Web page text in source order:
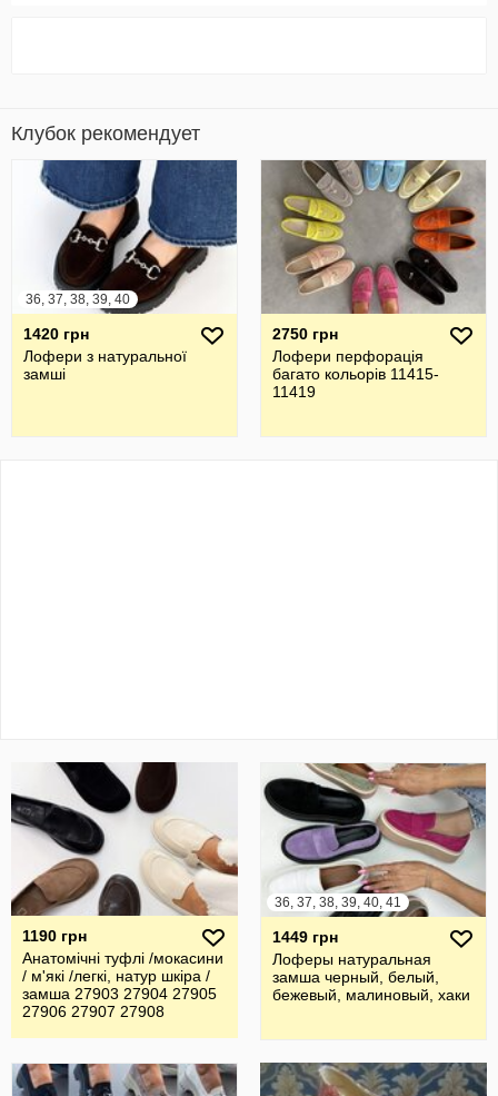
Клубок рекомендует
36, 37, 38, 39, 40
1420 грн
Лофери з натуральної
замші
2750 грн
Лофери перфорація
багато кольорів 11415-
11419
1190 грн
Анатомічні туфлі /мокасини
/ м'які /легкі, натур шкіра /
замша 27903 27904 27905
27906 27907 27908
36, 37, 38, 39, 40, 41
1449 грн
Лоферы натуральная
замша черный, белый,
бежевый, малиновый, хаки